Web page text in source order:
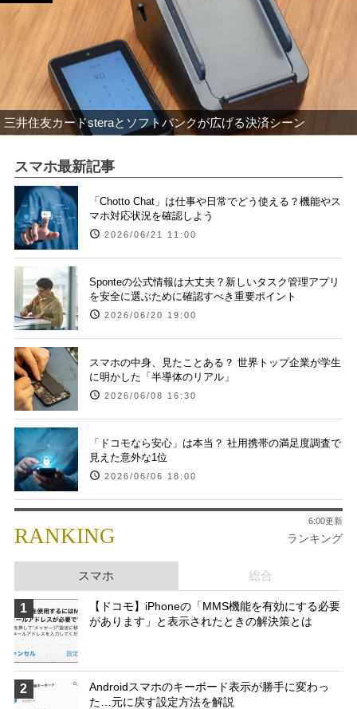
三井住友カードsteraとソフトバンクが広げる決済シーン
スマホ最新記事
「Chotto Chat」は仕事や日常でどう使える？機能やス
マホ対応状況を確認しよう
2026/06/21 11:00
Sponteの公式情報は大丈夫？新しいタスク管理アプリ
を安全に選ぶために確認すべき重要ポイント
2026/06/20 19:00
スマホの中身、見たことある？ 世界トップ企業が学生
に明かした「半導体のリアル」
2026/06/08 16:30
「ドコモなら安心」は本当？ 社用携帯の満足度調査で
見えた意外な1位
2026/06/06 18:00
RANKING ランキング
6:00更新
スマホ 総合
1
【ドコモ】iPhoneの「MMS機能を有効にする必要
があります」と表示されたときの解決策とは
2
Androidスマホのキーボード表示が勝手に変わっ
た…元に戻す設定方法を解説